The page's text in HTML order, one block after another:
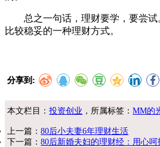
总之一句话，理财要学，要尝试
比较稳妥的一种理财方式。
分享到:
本文栏目：投资创业 ，所属标签：MM的
上一篇：80后小夫妻6年理财生活
下一篇：80后新婚夫妇的理财经：用心呵